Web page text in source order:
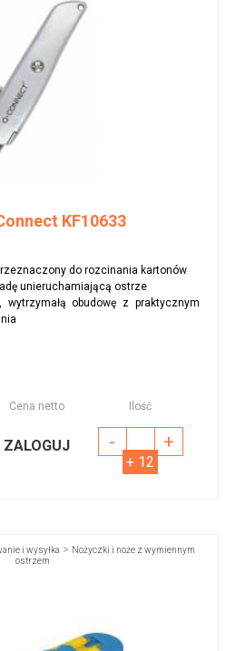
KF10633
do rozcinania kartonów
unieruchamiającą ostrze
wytrzymałą obudowę z praktycznym
Cena netto Ilość
ZALOGUJ - +
+ 12
i wysyłka > Nożyczki i noże z wymiennym
ostrzem